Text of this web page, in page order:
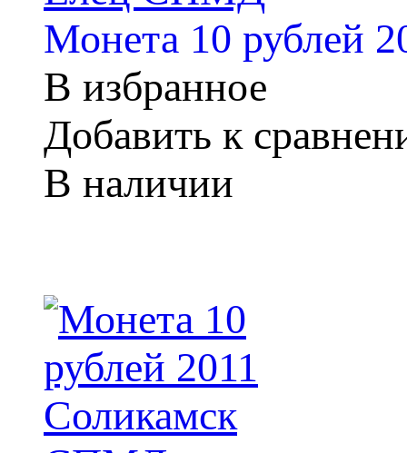
Монета 10 рублей
В избранное
Добавить к
В наличии